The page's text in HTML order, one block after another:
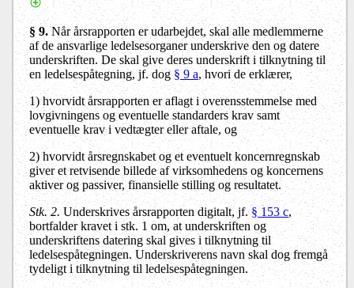
§ 9. Når årsrapporten er udarbejdet, skal alle medlemmerne
af de ansvarlige ledelsesorganer underskrive den og datere
underskriften. De skal give deres underskrift i tilknytning til
en ledelsespåtegning, jf. dog § 9 a, hvori de erklærer,
1) hvorvidt årsrapporten er aflagt i overensstemmelse med
lovgivningens og eventuelle standarders krav samt
eventuelle krav i vedtægter eller aftale, og
2) hvorvidt årsregnskabet og et eventuelt koncernregnskab
giver et retvisende billede af virksomhedens og koncernens
aktiver og passiver, finansielle stilling og resultatet.
Stk. 2. Underskrives årsrapporten digitalt, jf. § 153 c,
bortfalder kravet i stk. 1 om, at underskriften og
underskriftens datering skal gives i tilknytning til
ledelsespåtegningen. Underskriverens navn skal dog fremgå
tydeligt i tilknytning til ledelsespåtegningen.